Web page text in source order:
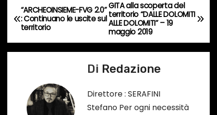
o
r
s
N
a
v
GITA alla scoperta del
territorio “DALLE DOLOMITI
ALLE DOLOMITI” – 19
maggio 2019
“ARCHEOINSIEME-FVG 2.0”
: Continuano le uscite sul
territorio
Di Redazione
Direttore : SERAFINI
Stefano Per ogni necessità